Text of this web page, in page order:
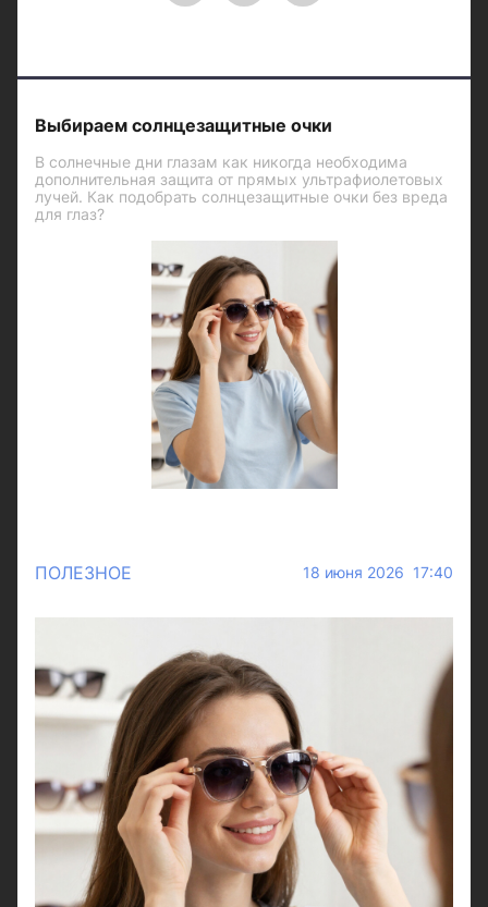
Выбираем солнцезащитные очки
В солнечные дни глазам как никогда необходима
дополнительная защита от прямых ультрафиолетовых
лучей. Как подобрать солнцезащитные очки без вреда
для глаз?
ПОЛЕЗНОЕ 18 июня 2026 17:40